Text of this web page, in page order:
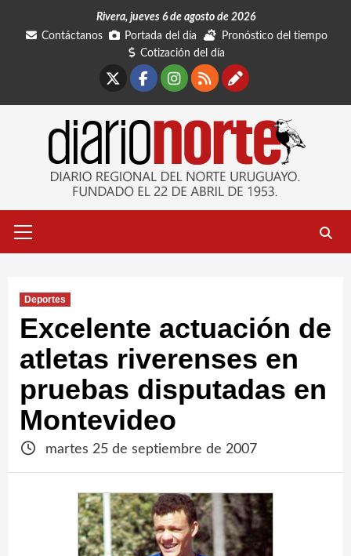
Rivera, jueves 6 de agosto de 2026
Contáctanos
Portada del día
Pronóstico del tiempo
Cotización del día
Facebook
Instagram
RSSContáctanos
primario
Deportes
Excelente actuación de
atletas riverenses en
pruebas disputadas en
Montevideo
martes 25 de septiembre de 2007